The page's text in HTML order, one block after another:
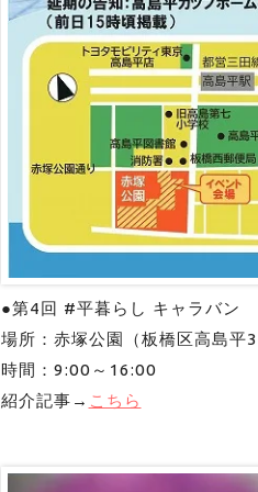
●第4回 #平暮らし キャラバン
場所：赤塚公園（板橋区高島平
時間：9:00～16:00
紹介記事→ こちら